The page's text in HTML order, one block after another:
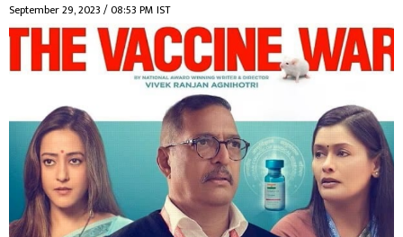
September 29, 2023 / 08:53 PM IST